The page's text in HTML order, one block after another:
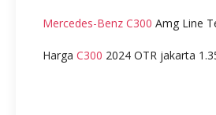
Mercedes-Benz C300 Amg Line
Harga C300 2024 OTR jakarta